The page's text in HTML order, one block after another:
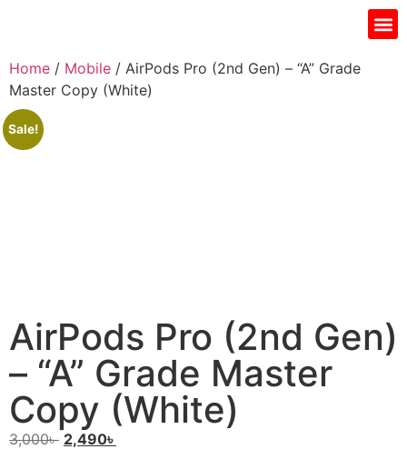
Home / Mobile / AirPods Pro (2nd Gen) – “A” Grade
Master Copy (White)
Sale!
AirPods Pro (2nd Gen)
– “A” Grade Master
Copy (White)
3,000৳ 2,490৳